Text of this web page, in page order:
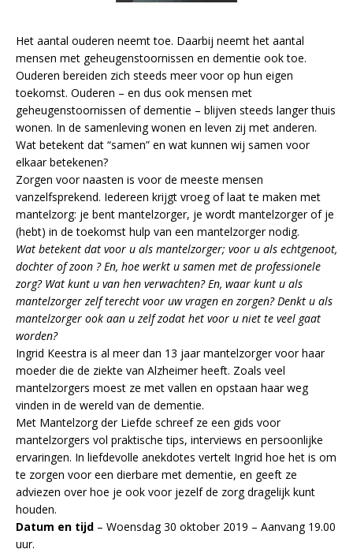
Het aantal ouderen neemt toe. Daarbij neemt het aantal
mensen met geheugenstoornissen en dementie ook toe.
Ouderen bereiden zich steeds meer voor op hun eigen
toekomst. Ouderen – en dus ook mensen met
geheugenstoornissen of dementie – blijven steeds langer thuis
wonen. In de samenleving wonen en leven zij met anderen.
Wat betekent dat “samen” en wat kunnen wij samen voor
elkaar betekenen?
Zorgen voor naasten is voor de meeste mensen
vanzelfsprekend. Iedereen krijgt vroeg of laat te maken met
mantelzorg: je bent mantelzorger, je wordt mantelzorger of je
(hebt) in de toekomst hulp van een mantelzorger nodig.
Wat betekent dat voor u als mantelzorger; voor u als echtgenoot,
dochter of zoon ? En, hoe werkt u samen met de professionele
zorg? Wat kunt u van hen verwachten? En, waar kunt u als
mantelzorger zelf terecht voor uw vragen en zorgen? Denkt u als
mantelzorger ook aan u zelf zodat het voor u niet te veel gaat
worden?
Ingrid Keestra is al meer dan 13 jaar mantelzorger voor haar
moeder die de ziekte van Alzheimer heeft. Zoals veel
mantelzorgers moest ze met vallen en opstaan haar weg
vinden in de wereld van de dementie.
Met Mantelzorg der Liefde schreef ze een gids voor
mantelzorgers vol praktische tips, interviews en persoonlijke
ervaringen. In liefdevolle anekdotes vertelt Ingrid hoe het is om
te zorgen voor een dierbare met dementie, en geeft ze
adviezen over hoe je ook voor jezelf de zorg dragelijk kunt
houden.
Datum en tijd – Woensdag 30 oktober 2019 – Aanvang 19.00
uur.